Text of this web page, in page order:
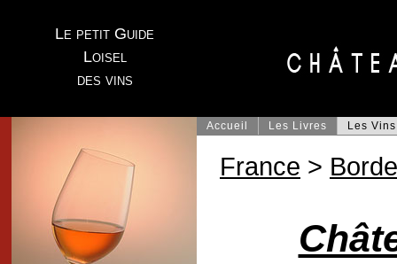
Le petit Guide
Loisel
des vins
Accueil Les Livres Les Vins
France >